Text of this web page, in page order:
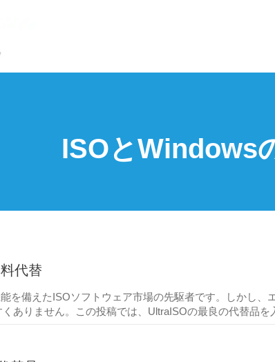
ISOとWindows
代替
を備えたISOソフトウェア市場の先駆者です。しかし、
ありません。この投稿では、UltraISOの最良の代替品を